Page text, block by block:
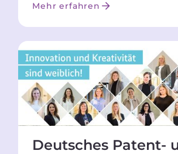
Mehr erfahren
Deutsches Patent-